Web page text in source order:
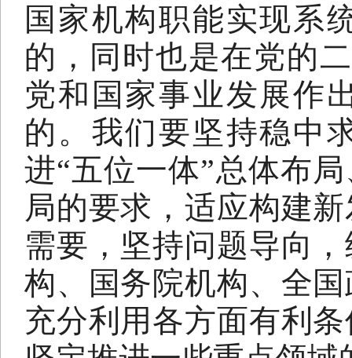
国家机构职能实现系
的，同时也是在党的
党和国家事业发展作
的。我们要坚持稳中
进“五位一体”总体布
局的要求，适应构建
需要，坚持问题导向
构、国务院机构、全
充分利用各方面有利